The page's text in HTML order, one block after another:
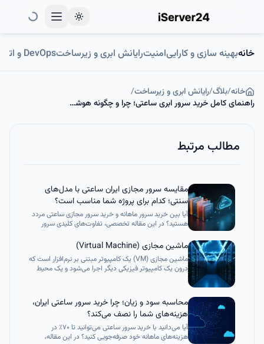
Toggle theme
خانهبهینه سازی و کاراییامنیترایانش ابری و زیرساختDevOps و اتوماسیون
خانه/بلاگ/رایانش ابری و زیرساخت/
راهنمای کامل خرید سرور ابری ساعتی؛ چرا و چگونه هوشمندانه هزینه کنیم؟
مطالب مرتبط
مقایسه سرور مجازی ایران ساعتی با مدل‌های
سنتی؛ کدام برای پروژه شما مناسب است؟
آیا بین خرید سرور ماهانه و خرید سرور مجازی ساعتی مردد
هستید؟ در این مقاله تخصصی، تفاوت‌های کلیدی سرور
مدیریت زیرساخت مقایسه می‌کنیم. یاد بگیرید که چگونه با
استفاده از سرور ابری ساعتی، بهره‌وری پروژه‌های خود را
افزایش و هزینه‌ها را به حداقل برسانید.
ماشین مجازی (Virtual Machine)
ماشین مجازی (VM) یک کامپیوتر مبتنی بر نرم‌افزار است که
درون یک کامپیوتر فیزیکی دیگر اجرا می‌شود و یک محیط
محاسبه سود و زیان؛ چرا خرید سرور ساعتی ایران،
هزینه‌های شما را نصف می‌کند؟
آیا می‌دانید با خرید سرور ساعتی می‌توانید تا ۷۰٪ در
هزینه‌های ماهانه خود صرفه‌جویی کنید؟ در این مقاله،